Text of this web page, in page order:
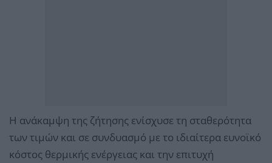
Η ανάκαμψη της ζήτησης ενίσχυσε τη σταθερότητα
των τιμών και σε συνδυασμό με το ιδιαίτερα ευνοϊκό
κόστος θερμικής ενέργειας και την επιτυχή